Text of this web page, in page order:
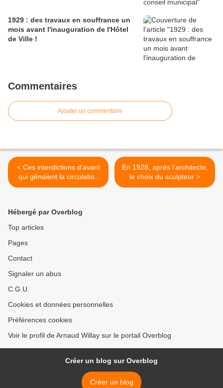
1929 : des travaux en souffrance un
mois avant l'inauguration de l'Hôtel
de Ville !
Commentaires
Ajouter un commentaire
< Ces interdictions d'avant
qui gênaient la circulation
des béthunois !
En 1928, après l’architecte,
le choix du sculpteur >
Hébergé par Overblog
Top articles
Pages
Contact
Signaler un abus
C.G.U.
Cookies et données personnelles
Préférences cookies
Voir le profil de Arnaud Willay sur le portail Overblog
Créer un blog sur Overblog
Créer un blog